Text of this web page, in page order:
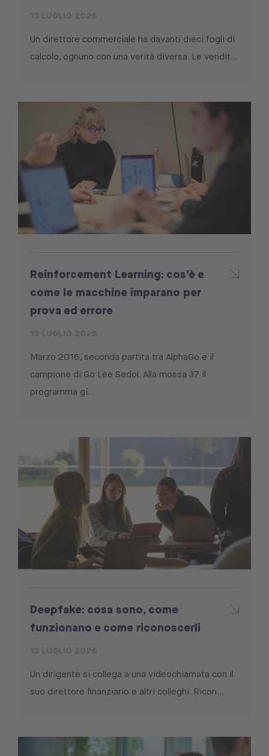
Un direttore commerciale ha davanti dieci fogli di
calcolo, ognuno con una verità diversa. Le vendit...
Reinforcement Learning: cos’è e
come le macchine imparano per
prova ed errore
Marzo 2016, seconda partita tra AlphaGo e il
campione di Go Lee Sedol. Alla mossa 37 il
programma gi...
Deepfake: cosa sono, come
funzionano e come riconoscerli
Un dirigente si collega a una videochiamata con il
suo direttore finanziario e altri colleghi. Ricon...